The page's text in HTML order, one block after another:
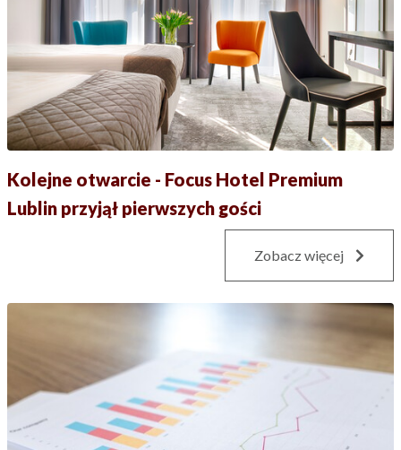
Kolejne otwarcie - Focus Hotel Premium
Lublin przyjął pierwszych gości
Zobacz więcej